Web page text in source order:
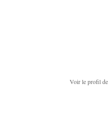
Voir le profil de